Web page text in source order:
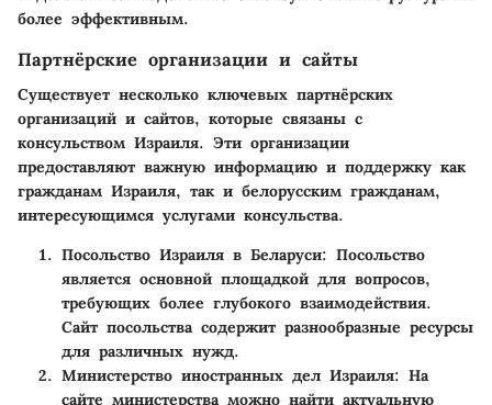
более эффективным.
Партнёрские организации и сайты
Существует несколько ключевых партнёрских
организаций и сайтов, которые связаны с
консульством Израиля. Эти организации
предоставляют важную информацию и поддержку как
гражданам Израиля, так и белорусским гражданам,
интересующимся услугами консульства.
Посольство Израиля в Беларуси: Посольство
является основной площадкой для вопросов,
требующих более глубокого взаимодействия.
Сайт посольства содержит разнообразные ресурсы
для различных нужд.
Министерство иностранных дел Израиля: На
сайте министерства можно найти актуальную